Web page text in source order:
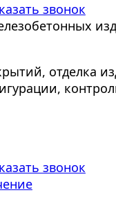
звонок
отделка
звонок